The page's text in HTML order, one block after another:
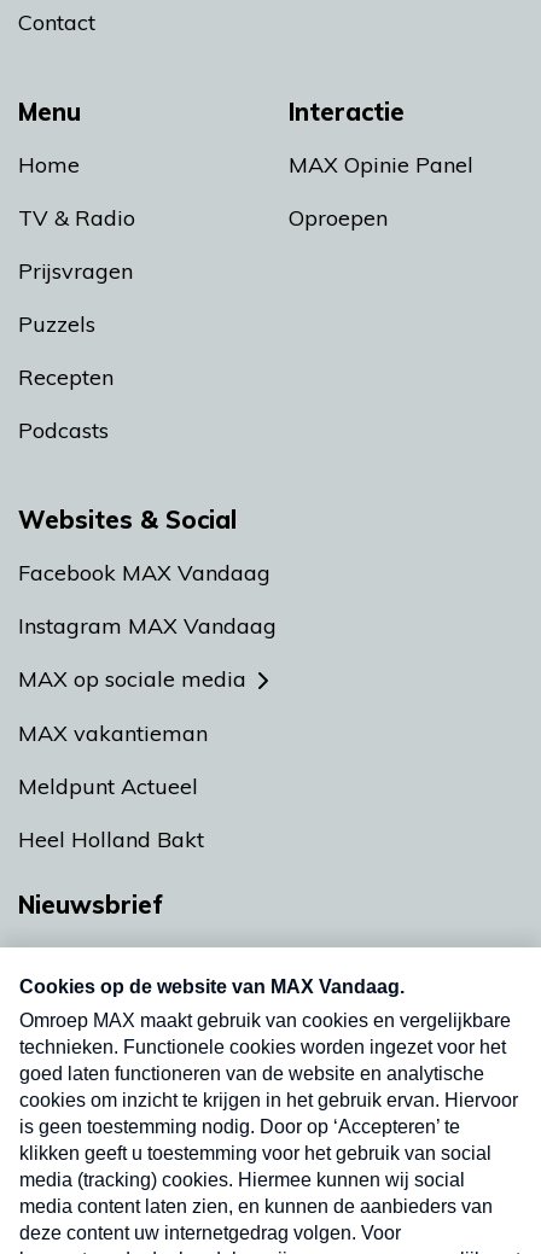
Menu
Home
TV & Radio
Prijsvragen
Puzzels
Recepten
Podcasts
Interactie
MAX Opinie Panel
Oproepen
Contact
Websites & Social
Facebook MAX Vandaag
Instagram MAX Vandaag
MAX op sociale media
MAX vakantieman
Meldpunt Actueel
Heel Holland Bakt
Nieuwsbrief
nieuwsbrief. Elke vrijdag- en dinsdagochtend in
uw mailbox.
Verzend